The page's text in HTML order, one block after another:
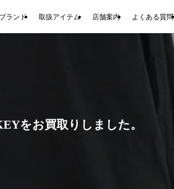
ランド 取扱アイテム 店舗案内 よくある質問
をお買取りしました。